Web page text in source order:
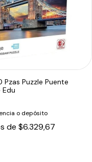
Puzzle Puente
Edu
o depósito
de$6.329,67